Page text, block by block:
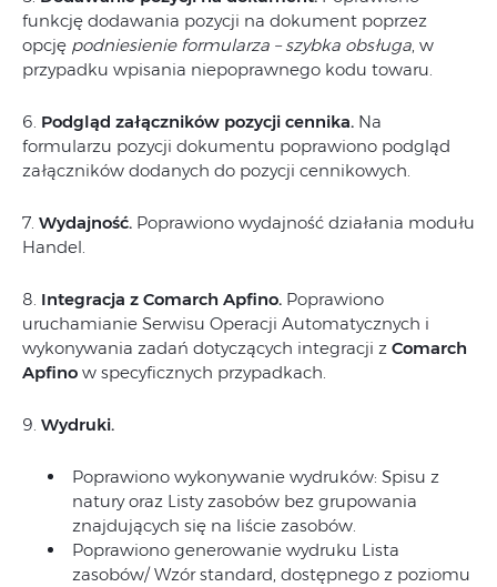
funkcję dodawania pozycji na dokument poprzez
opcję podniesienie formularza – szybka obsługa, w
przypadku wpisania niepoprawnego kodu towaru.
6. Podgląd załączników pozycji cennika. Na
formularzu pozycji dokumentu poprawiono podgląd
załączników dodanych do pozycji cennikowych.
7. Wydajność. Poprawiono wydajność działania modułu
Handel.
8. Integracja z Comarch Apfino. Poprawiono
uruchamianie Serwisu Operacji Automatycznych i
wykonywania zadań dotyczących integracji z Comarch
Apfino w specyficznych przypadkach.
9. Wydruki.
Poprawiono wykonywanie wydruków: Spisu z
natury oraz Listy zasobów bez grupowania
znajdujących się na liście zasobów.
Poprawiono generowanie wydruku Lista
zasobów/ Wzór standard, dostępnego z poziomu